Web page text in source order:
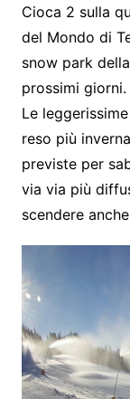
Cioca 2 sulla
del Mondo di
snow park
prossimi giorni.
Le
reso più
previste per
via via più
scendere